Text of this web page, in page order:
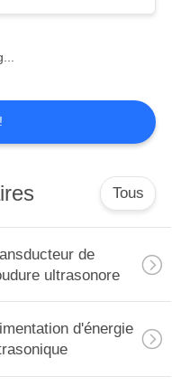
16
15
Tous
de
ultrasonore
d'énergie